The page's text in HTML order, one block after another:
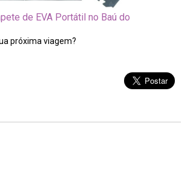
de EVA Portátil no Baú do
próxima viagem?